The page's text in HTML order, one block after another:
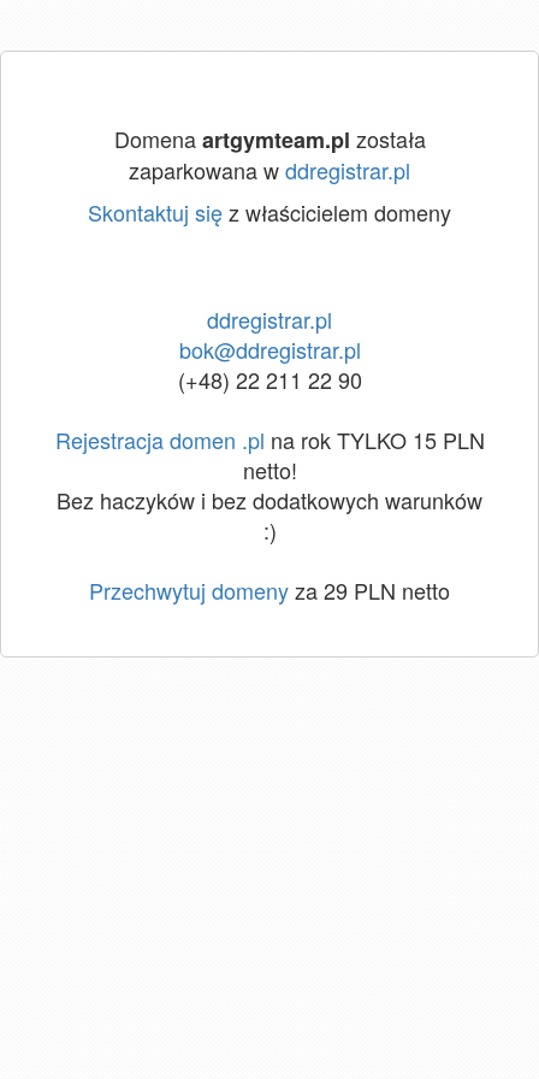
Domenaartgymteam.pl została
zaparkowana wddregistrar.pl
Skontaktuj sięz właścicielem domeny
ddregistrar.pl
bok@ddregistrar.pl
(+48) 22 211 22 90
Rejestracja domen .pl na rok TYLKO 15 PLN
netto!
Bez haczyków i bez dodatkowych warunków
:)
Przechwytuj domenyza 29 PLN netto